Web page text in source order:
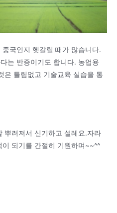
국인지 헷갈릴 때가 많습니다.
는 반증이기도 합니다. 농업용
은 틀림없고 기술교육 실습을 통
뿌려져서 신기하고 설레요.자라
되기를 간절히 기원하며~~^^